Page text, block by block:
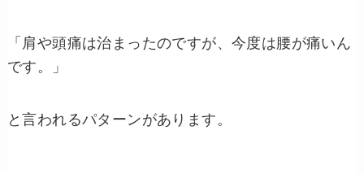
「肩や頭痛は治まったのですが、今度は腰が痛いん
です。」
と言われるパターンがあります。